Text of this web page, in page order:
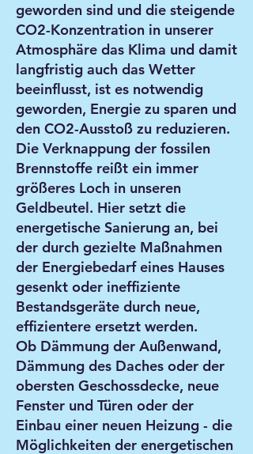
geworden sind und die steigende
CO2-Konzentration in unserer
Atmosphäre das Klima und damit
langfristig auch das Wetter
beeinflusst, ist es notwendig
geworden, Energie zu sparen und
den CO2-Ausstoß zu reduzieren.
Die Verknappung der fossilen
Brennstoffe reißt ein immer
größeres Loch in unseren
Geldbeutel. Hier setzt die
energetische Sanierung an, bei
der durch gezielte Maßnahmen
der Energiebedarf eines Hauses
gesenkt oder ineffiziente
Bestandsgeräte durch neue,
effizientere ersetzt werden.
Ob Dämmung der Außenwand,
Dämmung des Daches oder der
obersten Geschossdecke, neue
Fenster und Türen oder der
Einbau einer neuen Heizung - die
Möglichkeiten der energetischen